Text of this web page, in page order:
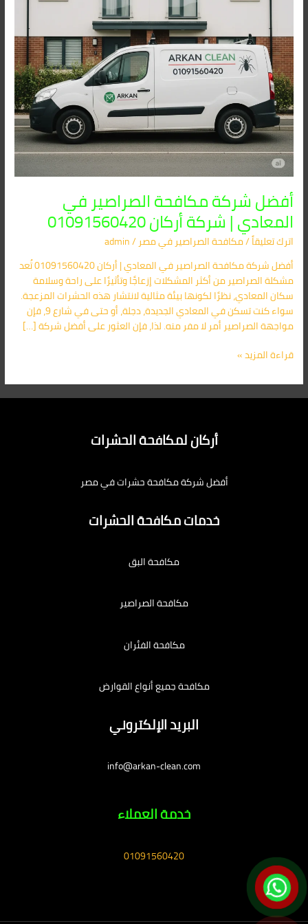
أفضل شركة مكافحة الصراصير في
المعادي | شركة أركان 01091560420
اترك تعليقاً/مكافحة الصراصير​ في مصر/
admin
أفضل شركة مكافحة الصراصير في المعادي | أركان 01091560420 تُعد
مشكلة الصراصير من أكثر المشكلات إزعاجًا وتأثيرًا على راحة وسلامة
سكان المعادي، نظرًا لكونها بيئة مثالية لانتشار هذه الحشرات المزعجة.
سواء كنت تسكن في المعادي الجديدة، دجلة، أو حتى في شارع 9، فإن
مواجهة الصراصير أمر لا مفر منه. لذا، فإن العثور على أفضل شركة […]
01091560420
قراءة المزيد »
أركان لمكافحة الحشرات
أفضل شركة مكافحة حشرات في مصر
خدمات مكافحة الحشرات
مكافحة البق
مكافحة الصراصير
مكافحة الفئران
مكافحة جميع أنواع القوارض
البريد الإلكتروني
info@arkan-clean.com
خدمة العملاء
01091560420